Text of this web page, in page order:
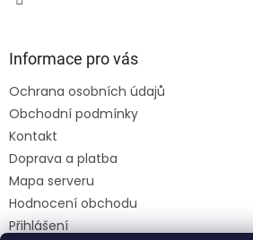
Informace pro vás
Ochrana osobních údajů
Obchodní podmínky
Kontakt
Doprava a platba
Mapa serveru
Hodnocení obchodu
Přihlášení